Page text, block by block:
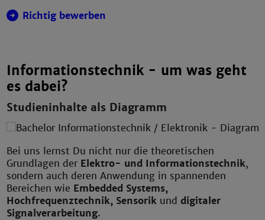
Richtig bewerben
Informationstechnik - um was geht
es dabei?
Studieninhalte als Diagramm
Bei uns lernst Du nicht nur die theoretischen
Grundlagen der Elektro- und Informationstechnik,
sondern auch deren Anwendung in spannenden
Bereichen wie Embedded Systems,
Hochfrequenztechnik, Sensorik und digitaler
Signalverarbeitung.